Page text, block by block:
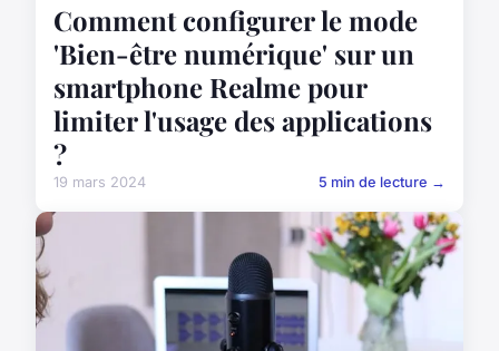
Comment configurer le mode
'Bien-être numérique' sur un
smartphone Realme pour
limiter l'usage des applications
?
19 mars 2024 5 min de lecture →